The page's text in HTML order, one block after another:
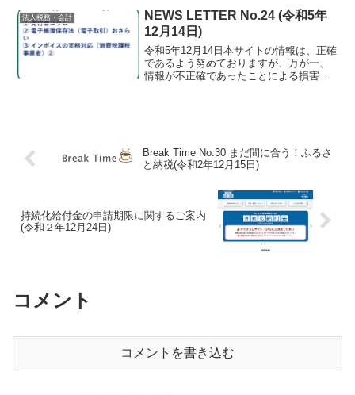
した。コロナの影響で、所得税・贈与税
の確定申告期限・納...
法人税務・会計
NEWS LETTER No.24 (令和5年
12月14日)
令和5年12月14日本サイトの情報は、正確
であるよう努めておりますが、万が一、
情報が不正確であったことによる損害に
Break Time No.30 まだ間に合う！ふるさ
と納税(令和2年12月15日)
持続化給付金の申請期限に関するご案内
(令和２年12月24日)
コメント
コメントを書き込む